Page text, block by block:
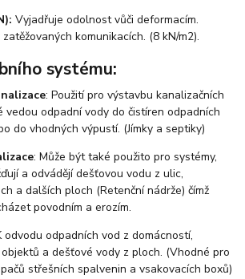
Vyjadřuje odolnost vůči deformacím.
komunikacích. (8 kN/m2).
systému:
: Použití pro výstavbu kanalizačních
vedou odpadní vody do čistíren odpadních
do vhodných výpustí. (Jímky a septiky)
: Může být také použito pro systémy,
a odvádějí dešťovou vodu z ulic,
a dalších ploch (Retenční nádrže) čímž
povodním a erozím.
odvodu odpadních vod z domácností,
a dešťové vody z ploch. (Vhodné pro
střešních spalvenin a vsakovacích boxů)